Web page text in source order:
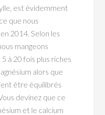
est évidemment
que nous
2014. Selon les
mangeons
à 20 fois plus riches
alors que
être équilibrés
devinez que ce
et le calcium